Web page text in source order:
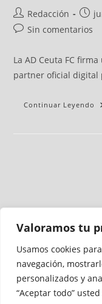
Valoramos tu
Usamos cookies
navegación,
personalizados y
“Aceptar todo”
Redacción
Sin comentarios
La AD Ceuta FC
partner oficial digital
Continuar Leyendo
Medio